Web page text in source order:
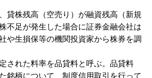
貸株残高（空売り）が融資残高（新規
不足が発生した場合に証券金融会社は
や生損保等の機関投資家から株券を調
された料率を品貸料と呼ぶ。品貸料
銘柄について、制度信用取引を行って